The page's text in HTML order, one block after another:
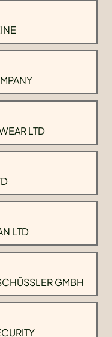
LTD
LTD
GMBH